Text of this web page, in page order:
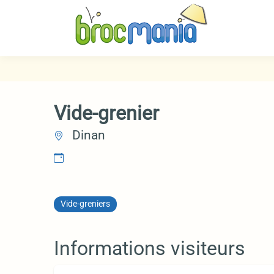
Vide-grenier
Dinan
Vide-greniers
Informations visiteurs